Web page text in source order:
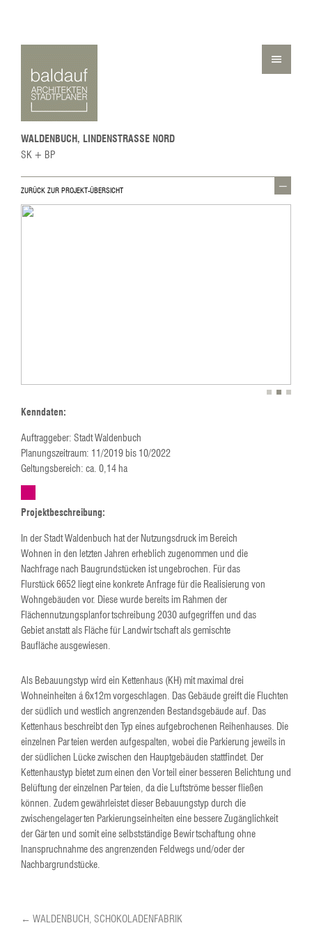
WALDENBUCH, LINDENSTRASSE NORD
SK + BP
ZURÜCK ZUR PROJEKT-ÜBERSICHT
Kenndaten:
Auftraggeber: Stadt Waldenbuch
Planungszeitraum: 11/2019 bis 10/2022
Geltungsbereich: ca. 0,14 ha
Projektbeschreibung:
In der Stadt Waldenbuch hat der Nutzungsdruck im Bereich
Wohnen in den letzten Jahren erheblich zugenommen und die
Nachfrage nach Baugrundstücken ist ungebrochen. Für das
Flurstück 6652 liegt eine konkrete Anfrage für die Realisierung von
Wohngebäuden vor. Diese wurde bereits im Rahmen der
Flächennutzungsplanfortschreibung 2030 aufgegriffen und das
Gebiet anstatt als Fläche für Landwirtschaft als gemischte
Baufläche ausgewiesen.
Als Bebauungstyp wird ein Kettenhaus (KH) mit maximal drei
Wohneinheiten á 6x12m vorgeschlagen. Das Gebäude greift die Fluchten
der südlich und westlich angrenzenden Bestandsgebäude auf. Das
Kettenhaus beschreibt den Typ eines aufgebrochenen Reihenhauses. Die
einzelnen Parteien werden aufgespalten, wobei die Parkierung jeweils in
der südlichen Lücke zwischen den Hauptgebäuden stattfindet. Der
Kettenhaustyp bietet zum einen den Vorteil einer besseren Belichtung und
Belüftung der einzelnen Parteien, da die Luftströme besser fließen
können. Zudem gewährleistet dieser Bebauungstyp durch die
zwischengelagerten Parkierungseinheiten eine bessere Zugänglichkeit
der Gärten und somit eine selbstständige Bewirtschaftung ohne
Inanspruchnahme des angrenzenden Feldwegs und/oder der
Nachbargrundstücke.
← WALDENBUCH, SCHOKOLADENFABRIK